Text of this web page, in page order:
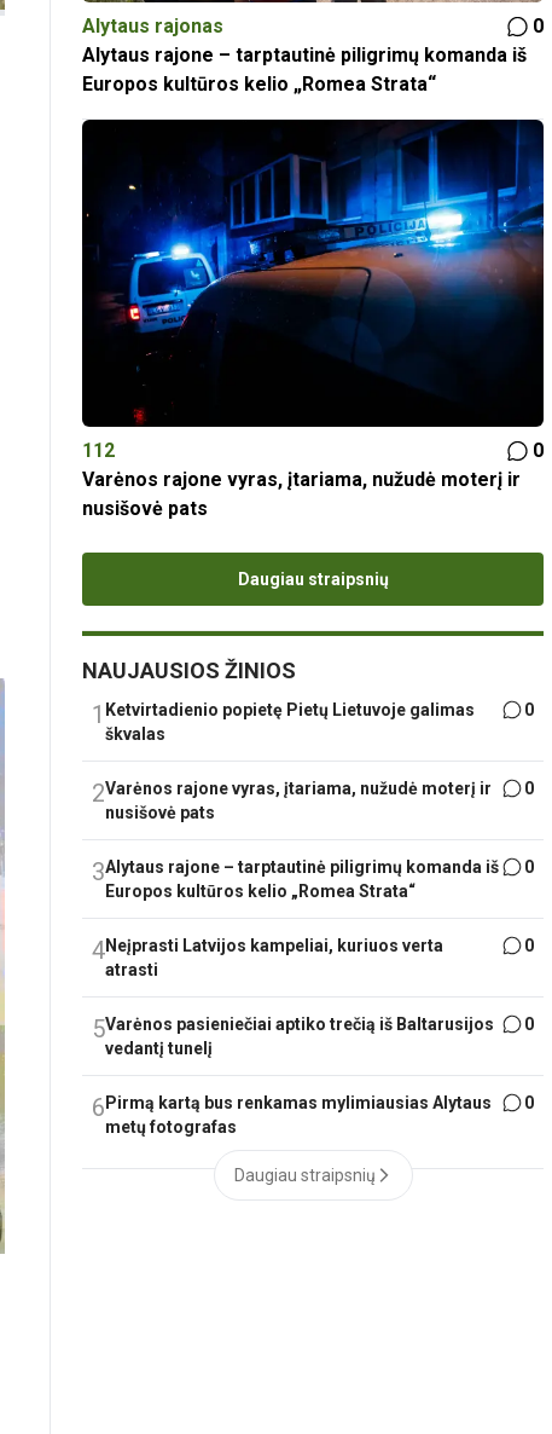
Alytaus rajonas
0
Alytaus rajone – tarptautinė piligrimų komanda iš
Europos kultūros kelio „Romea Strata“
112
0
Varėnos rajone vyras, įtariama, nužudė moterį ir
nusišovė pats
Daugiau straipsnių
NAUJAUSIOS ŽINIOS
1 Ketvirtadienio popietę Pietų Lietuvoje galimas
škvalas
0
2Varėnos rajone vyras, įtariama, nužudė moterį ir
nusišovė pats
0
3Alytaus rajone – tarptautinė piligrimų komanda iš
Europos kultūros kelio „Romea Strata“
0
4Neįprasti Latvijos kampeliai, kuriuos verta
atrasti
0
5Varėnos pasieniečiai aptiko trečią iš Baltarusijos
vedantį tunelį
0
6 Pirmą kartą bus renkamas mylimiausias Alytaus
metų fotografas
0
Daugiau straipsnių